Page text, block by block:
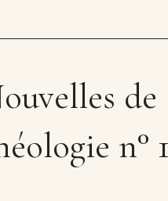
de
n°